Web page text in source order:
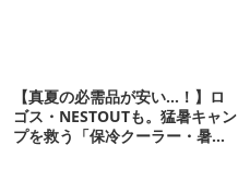
【真夏の必需品が安い…！】ロ
ゴス・NESTOUTも。猛暑キャン
プを救う「保冷クーラー・暑さ